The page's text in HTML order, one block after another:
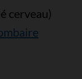
cerveau)